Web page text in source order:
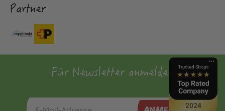
Partner
Für Newsletter anmelden